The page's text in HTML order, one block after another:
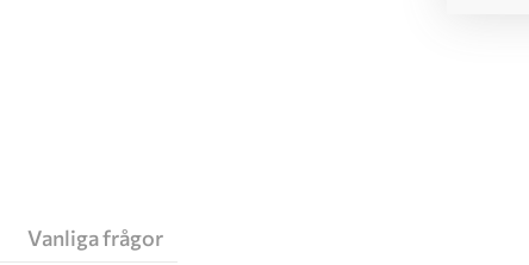
Vanliga frågor